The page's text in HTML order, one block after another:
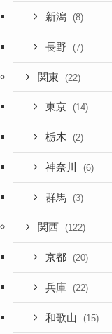
新潟 (8)
長野 (7)
関東 (22)
東京 (14)
栃木 (2)
神奈川 (6)
群馬 (3)
関西 (122)
京都 (20)
兵庫 (22)
和歌山 (15)